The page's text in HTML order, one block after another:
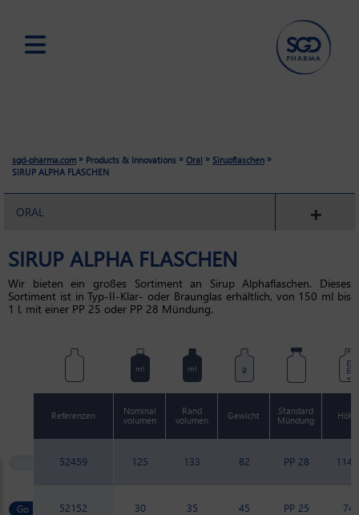
sgd-pharma.com » Products & Innovations » Oral » Sirupflaschen »
SIRUP ALPHA FLASCHEN
ORAL
SIRUP ALPHA FLASCHEN
Wir bieten ein großes Sortiment an Sirup Alphaflaschen. Dieses
Sortiment ist in Typ-II-Klar- oder Braunglas erhältlich, von 150 ml bis
1 l, mit einer PP 25 oder PP 28 Mündung.
ml ml g mm
Referenzen
Nominal
volumen
Rand
volumen
Gewicht
Standard
Mündung
Höhe
52459 125 133 82 PP 28
52152 30 35 45 PP 25 74